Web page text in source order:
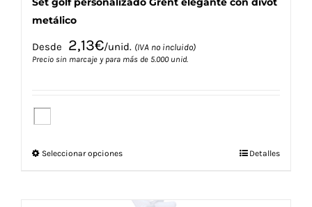
metálico
Desde 2,13€/unid. (IVA no incluido)
Precio sin marcaje y para más de 5.000 unid.
Seleccionar opcionesEste
múltiples
Detalles